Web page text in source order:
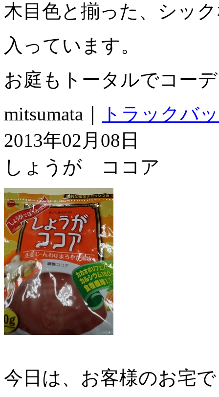
木目色と揃った、シッ
入っています。
お庭もトータルでコー
mitsumata｜
トラックバ
2013年02月08日
しょうが ココア
今日は、お客様のお宅で